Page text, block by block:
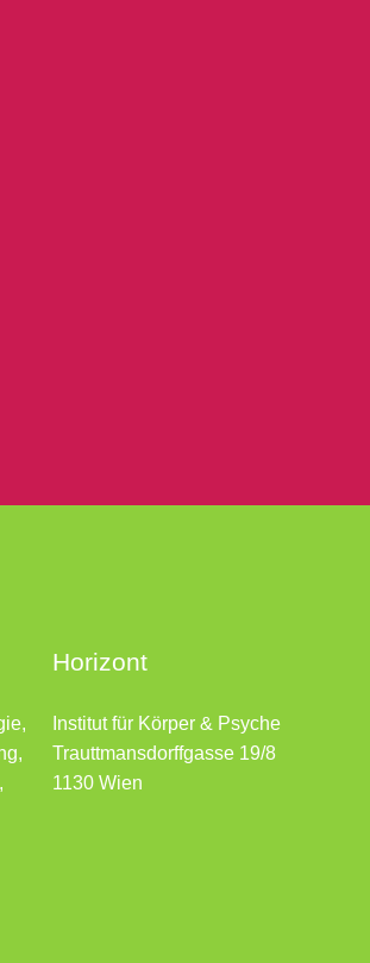
Horizont
Institut für Körper & Psyche
Trauttmansdorffgasse 19/8
1130 Wien